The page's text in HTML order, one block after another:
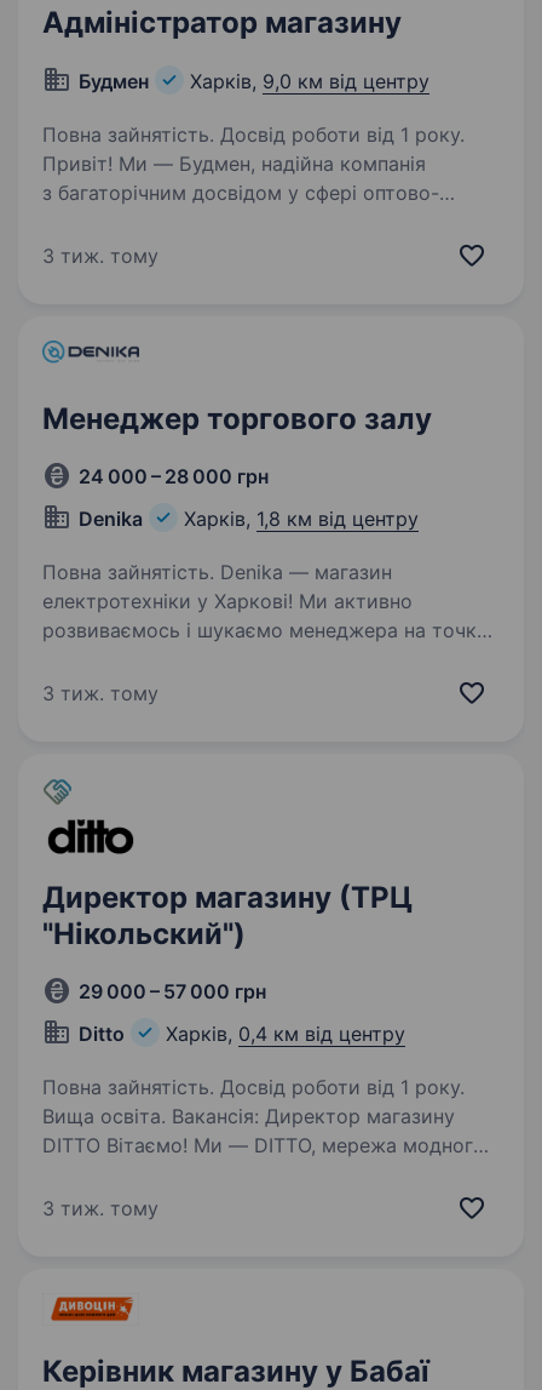
Адміністратор магазину
Будмен Харків, 9,0 км від центру
Повна зайнятість. Досвід роботи від 1 року.
Привіт! Ми — Будмен, надійна компанія
з багаторічним досвідом у сфері оптово-
та оздоблювальних матеріалів. Наш
3 тиж. тому
Менеджер торгового залу
24 000 – 28 000 грн
Denika
Харків, 1,8 км від центру
Повна зайнятість. Denika — магазин
електротехніки у Харкові! Ми активно
розвиваємось і шукаємо менеджера на точку
команди та допоможе забезпечити якісний
3 тиж. тому
Директор магазину (ТРЦ
"Нікольский")
29 000 – 57 000 грн
Ditto
Харків, 0,4 км від центру
Повна зайнятість. Досвід роботи від 1 року.
Вища освіта. Вакансія: Директор магазину
DITTO Вітаємо! Ми — DITTO, мережа модного
торгових центрах Києва та Харкова.
3 тиж. тому
Керівник магазину у Бабаї